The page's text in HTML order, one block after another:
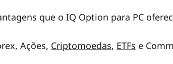
que o IQ Option para PC
Ações, Criptomoedas, ETFs e